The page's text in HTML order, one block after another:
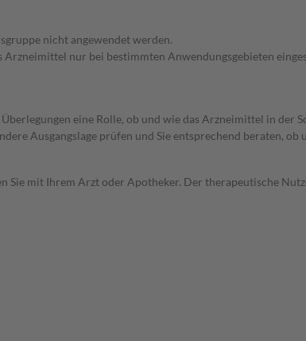
nicht angewendet werden.
nur bei bestimmten Anwendungsgebieten
eine Rolle, ob und wie das Arzneimittel in der
Ausgangslage prüfen und Sie entsprechend beraten,
mit Ihrem Arzt oder Apotheker. Der therapeutische